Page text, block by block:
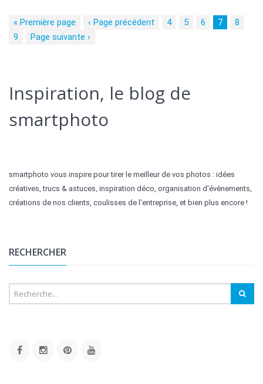
« Première page ‹ Page précédent 4 5 6 7
8
9
Page suivante ›
Inspiration, le blog de
smartphoto
smartphoto vous inspire pour tirer le meilleur de vos photos : idées
créatives, trucs & astuces, inspiration déco, organisation d'évènements,
créations de nos clients, coulisses de l'entreprise, et bien plus encore !
RECHERCHER